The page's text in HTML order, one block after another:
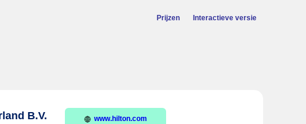
Prijzen Interactieve versie
B.V. www.hilton.com